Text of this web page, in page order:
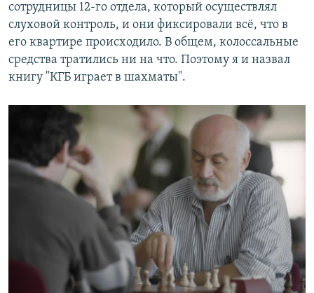
сотрудницы 12-го отдела, который осуществлял
слуховой контроль, и они фиксировали всё, что в
его квартире происходило. В общем, колоссальные
средства тратились ни на что. Поэтому я и назвал
книгу "КГБ играет в шахматы".